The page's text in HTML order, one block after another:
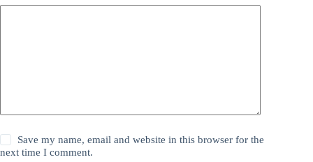
Save my name, email and website in this browser for the
next time I comment.